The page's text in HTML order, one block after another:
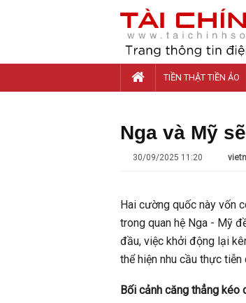
TIỀN THẬT TIỀN ẢO
Nga và Mỹ
30/09/2025 11:20
Hai cường quốc này vốn
trong quan hệ Nga - Mỹ
đầu, việc khởi động lại
thể hiện nhu cầu thực
Bối cảnh căng thẳng kéo